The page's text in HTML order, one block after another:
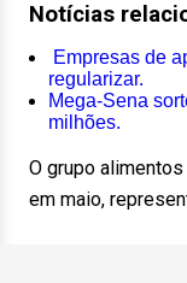
Notícias
Empresas de
regularizar.
Mega-Sena
milhões.
O grupo
em maio,